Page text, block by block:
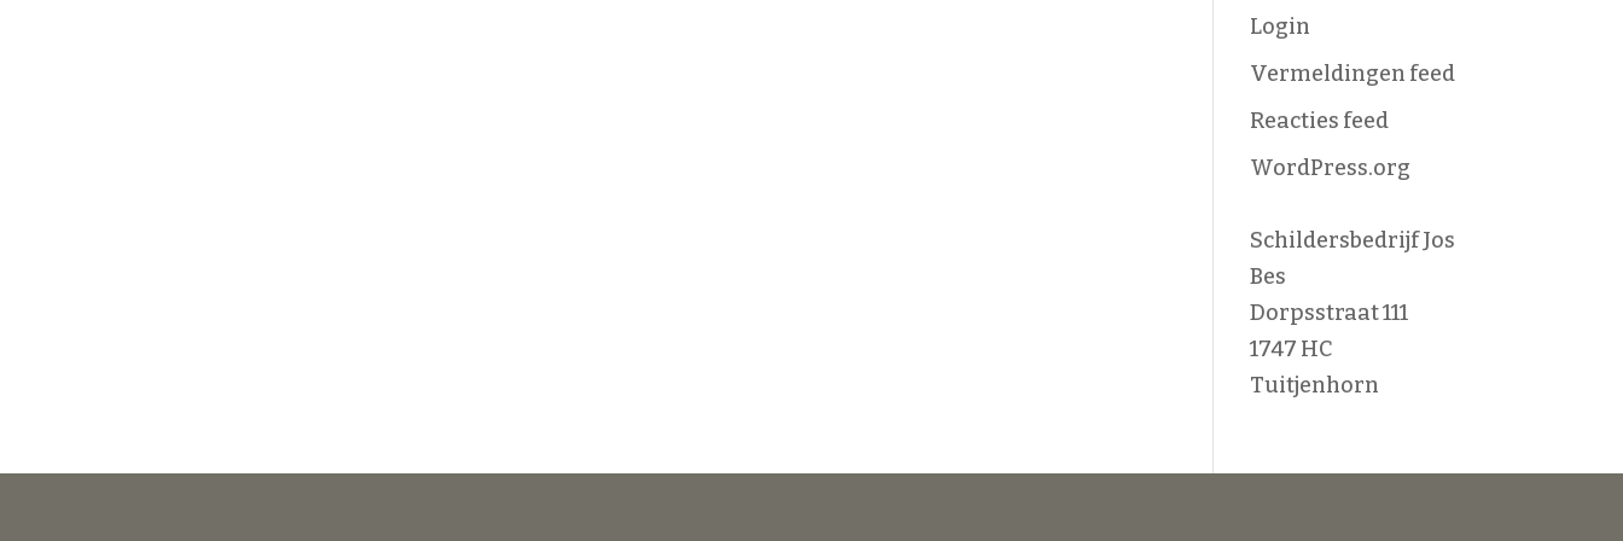
Login
Vermeldingen feed
Reacties feed
WordPress.org
Schildersbedrijf Jos
Bes
Dorpsstraat 111
1747 HC
Tuitjenhorn